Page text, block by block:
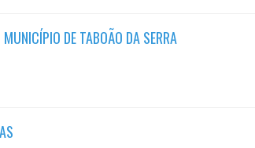
DE TABOÃO DA SERRA